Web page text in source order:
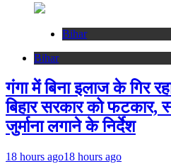
Bihar
Bihar
गंगा में बिना इलाज के गिर
बिहार सरकार को फटकार,
जुर्माना लगाने के निर्देश
18 hours ago18 hours ago